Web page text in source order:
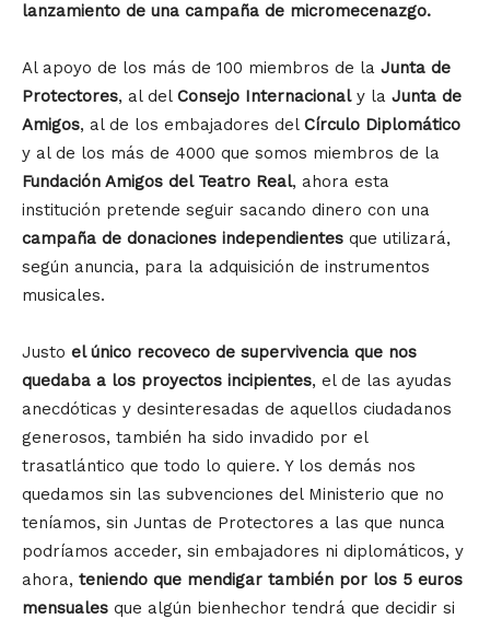
lanzamiento de una campaña de micromecenazgo.
Al apoyo de los más de 100 miembros de la Junta de
Protectores, al del Consejo Internacionaly la Junta de
Amigos, al de los embajadores del Círculo Diplomático
y al de los más de 4000 que somos miembros de la
Fundación Amigos del Teatro Real, ahora esta
institución pretende seguir sacando dinero con una
campaña de donaciones independientes que utilizará,
según anuncia, para la adquisición de instrumentos
musicales.
Justo el único recoveco de supervivencia que nos
quedaba a los proyectos incipientes, el de las ayudas
anecdóticas y desinteresadas de aquellos ciudadanos
generosos, también ha sido invadido por el
trasatlántico que todo lo quiere. Y los demás nos
quedamos sin las subvenciones del Ministerio que no
teníamos, sin Juntas de Protectores a las que nunca
podríamos acceder, sin embajadores ni diplomáticos, y
ahora, teniendo que mendigar también por los 5 euros
mensuales que algún bienhechor tendrá que decidir si